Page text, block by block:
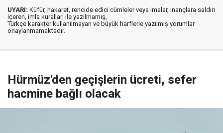
UYARI: Küfür, hakaret, rencide edici cümleler veya imalar, inançlara saldırı
içeren, imla kuralları ile yazılmamış,
Türkçe karakter kullanılmayan ve büyük harflerle yazılmış yorumlar
onaylanmamaktadır.
Hürmüz'den geçişlerin ücreti, sefer
hacmine bağlı olacak